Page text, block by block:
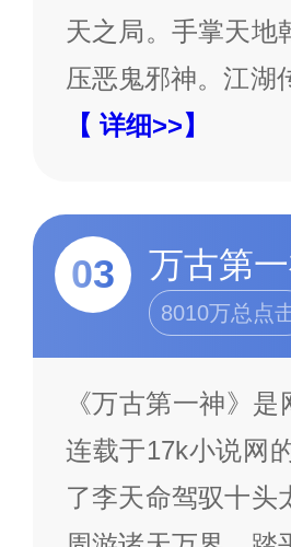
天之局。手掌天地
压恶鬼邪神。江湖
【 详细>>】
03 万古第
8010万总点
《万古第一神》
连载于17k小说网
了李天命驾驭十头